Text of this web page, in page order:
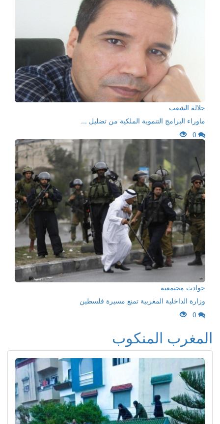
جلالة الشعب
ماوراء البرامج التنموية الملكية من تضليل ...
0
حوادث مجتمعية
وزارة الداخلية المغربية تمنع مسيرة فلسطين
0
المغرب المنكوب